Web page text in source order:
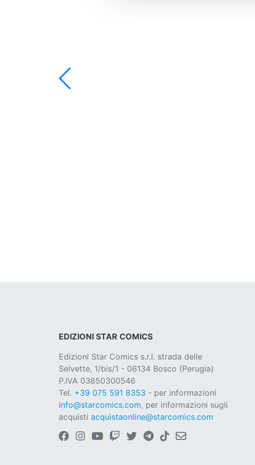
EDIZIONI STAR COMICS
Edizioni Star Comics s.r.l. strada delle
Selvette, 1/bis/1 - 06134 Bosco (Perugia)
P.IVA 03850300546
Tel. +39 075 591 8353 - per informazioni
info@starcomics.com, per informazioni sugli
acquisti acquistaonline@starcomics.com